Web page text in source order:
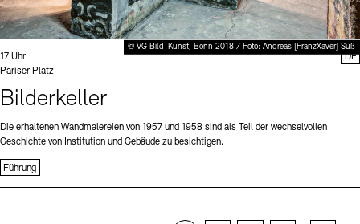
© VG Bild-Kunst, Bonn 2018 / Foto: Andreas [FranzXaver] Süß
Uhrzeit:
17 Uhr
Standort
Pariser Platz
Bilderkeller
Die erhaltenen Wandmalereien von 1957 und 1958 sind als Teil der wechselvollen
Geschichte von Institution und Gebäude zu besichtigen.
Führung
DE